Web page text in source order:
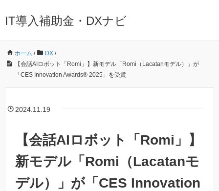
IT導入補助金・DXナビ
ホーム / DX /
【会話AIロボット「Romi」】新モデル「Romi（Lacatanモデル）」が
「CES Innovation Awards® 2025」を受賞
2024.11.19
【会話AIロボット「Romi」】
新モデル「Romi（Lacatanモ
デル）」が「CES Innovation